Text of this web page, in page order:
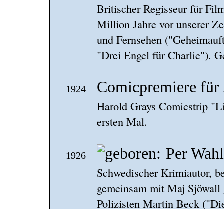
Britischer Regisseur für
Million Jahre vor unserer
und Fernsehen
"Drei Engel für Charlie").
1924 Comicpremiere für
Harold Grays Comicstrip
ersten Mal.
1926 Per
Schwedischer Krimiautor,
gemeinsam mit Maj Sjöwall
Polizisten Martin Beck